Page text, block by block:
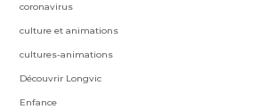
coronavirus
culture et animations
cultures-animations
Découvrir Longvic
Enfance